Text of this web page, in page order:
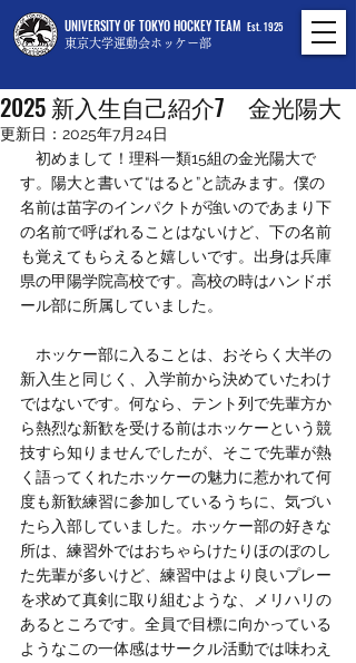
UNIVERSITY OF TOKYO HOCKEY TEAM
東京大学運動会ホッケー部
Est. 1925
2025 新入生自己紹介7 金光陽大
更新日： 2025年7月24日
初めまして！理科一類15組の金光陽大で
す。陽大と書いて“はると”と読みます。僕の
名前は苗字のインパクトが強いのであまり下
の名前で呼ばれることはないけど、下の名前
も覚えてもらえると嬉しいです。出身は兵庫
県の甲陽学院高校です。高校の時はハンドボ
ール部に所属していました。
ホッケー部に入ることは、おそらく大半の
新入生と同じく、入学前から決めていたわけ
ではないです。何なら、テント列で先輩方か
ら熱烈な新歓を受ける前はホッケーという競
技すら知りませんでしたが、そこで先輩が熱
く語ってくれたホッケーの魅力に惹かれて何
度も新歓練習に参加しているうちに、気づい
たら入部していました。ホッケー部の好きな
所は、練習外ではおちゃらけたりほのぼのし
た先輩が多いけど、練習中はより良いプレー
を求めて真剣に取り組むような、メリハリの
あるところです。全員で目標に向かっている
ようなこの一体感はサークル活動では味わえ